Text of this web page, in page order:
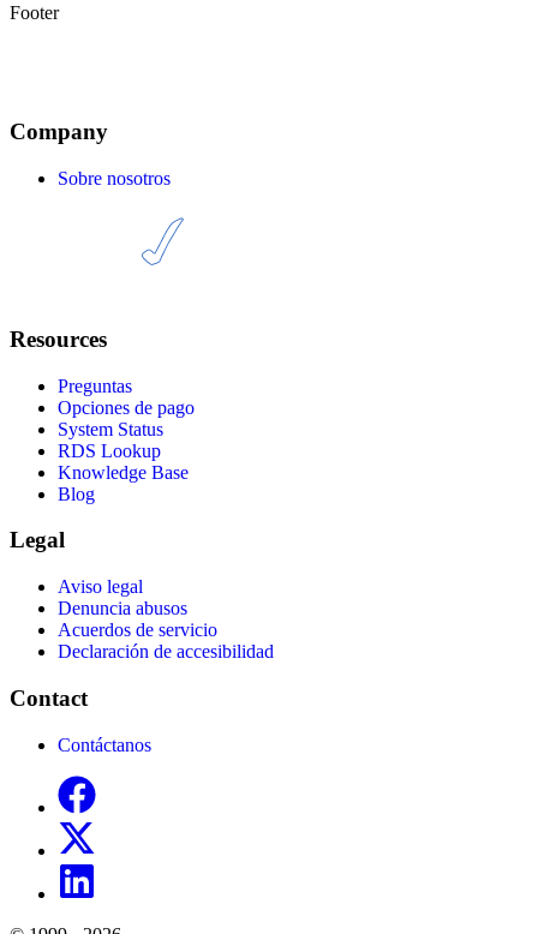
Footer
Company
Sobre nosotros
Resources
Preguntas
Opciones de pago
System Status
RDS Lookup
Knowledge Base
Blog
Legal
Aviso legal
Denuncia abusos
Acuerdos de servicio
Declaración de accesibilidad
Contact
Contáctanos